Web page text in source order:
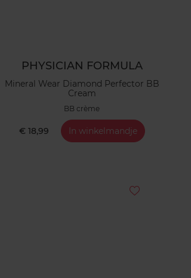
PHYSICIAN FORMULA
Mineral Wear Diamond Perfector BB
Cream
BB crème
€ 18,99 In winkelmandje